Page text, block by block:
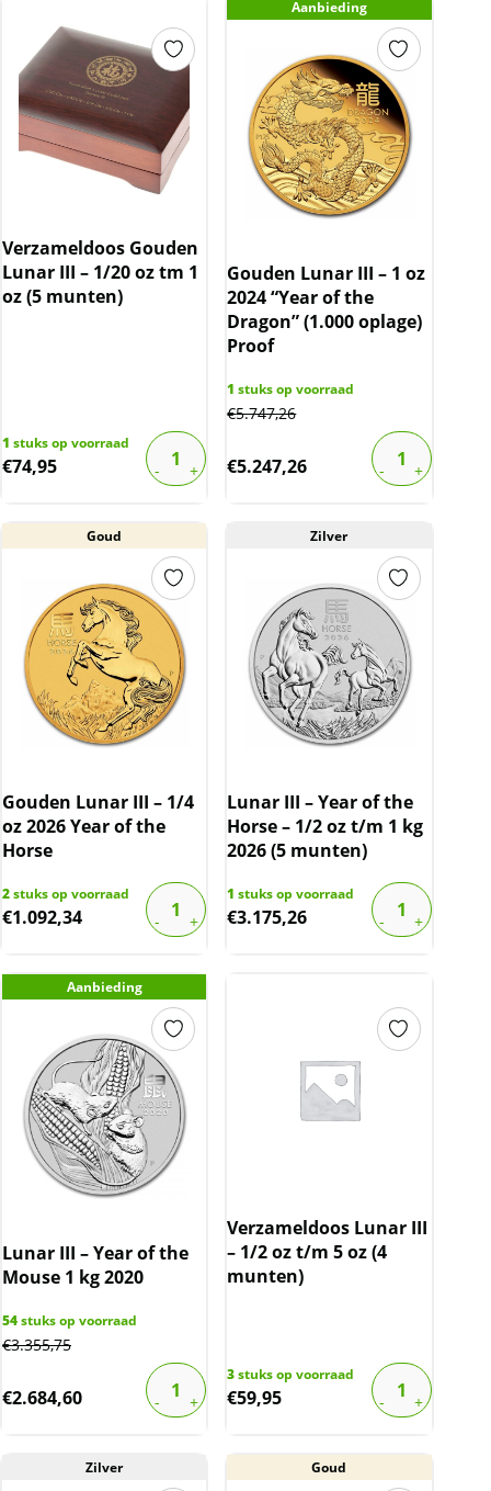
Verzameldoos Gouden
Lunar III – 1/20 oz tm 1
oz (5 munten)
1 stuks op voorraad
€74,95
Aanbieding
Gouden Lunar III – 1 oz
2024 “Year of the
Dragon” (1.000 oplage)
Proof
1 stuks op voorraad
€5.747,26
€5.247,26
Goud
Gouden Lunar III – 1/4
oz 2026 Year of the
Horse
2stuks op voorraad
€1.092,34
Zilver
Lunar III – Year of the
Horse – 1/2 oz t/m 1 kg
2026 (5 munten)
1 stuks op voorraad
€3.175,26
Aanbieding
Lunar III – Year of the
Mouse 1 kg 2020
54stuks op voorraad
€3.355,75
€2.684,60
Verzameldoos Lunar III
– 1/2 oz t/m 5 oz (4
munten)
3stuks op voorraad
€59,95
Zilver Goud